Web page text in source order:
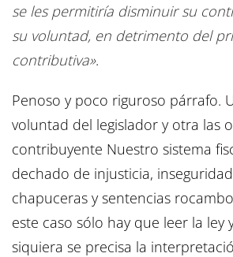
se les permitiría disminuir su
su voluntad, en detrimento del
contributiva».
Penoso y poco riguroso párrafo.
voluntad del legislador y otra las
contribuyente Nuestro sistema
dechado de injusticia,
chapuceras y sentencias
este caso sólo hay que leer la ley
siquiera se precisa la